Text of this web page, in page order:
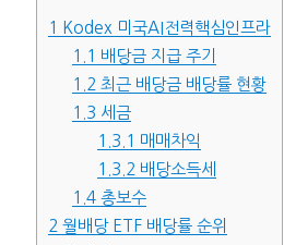
1
Kodex 미국AI전력핵심인프라
1.1 배당금 지급 주기
1.2 최근 배당금 배당률 현황
1.3 세금
1.3.1 매매차익
1.3.2 배당소득세
1.4 총보수
2 월배당 ETF 배당률 순위